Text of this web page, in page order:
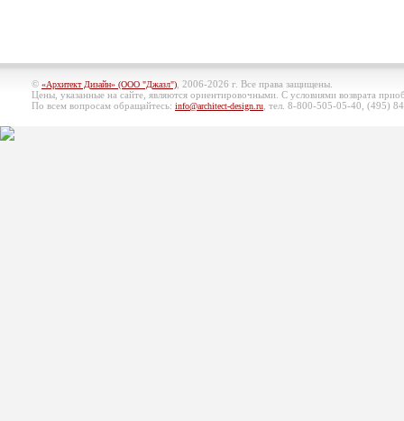
© «Архитект Дизайн» (ООО "Джазл") , 2006-2026 г. Все права защищены.
Цены, указанные на сайте, являются ориентировочными. С условиями возврата
По всем вопросам обращайтесь: info@architect-design.ru , тел. 8-800-505-05-40, (495)